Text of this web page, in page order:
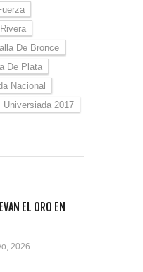
De Bronce
De Plata
Nacional
Universiada 2017
EL ORO EN
2026